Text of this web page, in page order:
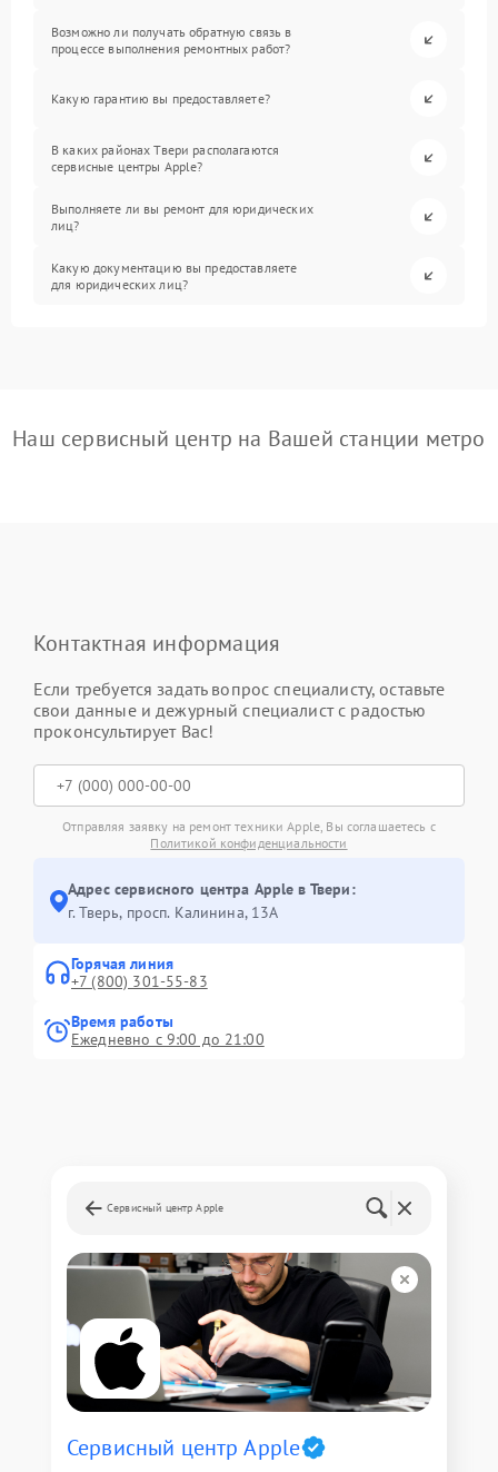
Возможно ли получать обратную связь в
процессе выполнения ремонтных работ?
Какую гарантию вы предоставляете?
В каких районах Твери располагаются
сервисные центры Apple?
Выполняете ли вы ремонт для юридических
лиц?
Какую документацию вы предоставляете
для юридических лиц?
Наш сервисный центр на Вашей станции метро
Контактная информация
Если требуется задать вопрос специалисту, оставьте
свои данные и дежурный специалист с радостью
проконсультирует Вас!
Отправляя заявку на ремонт техники Apple, Вы соглашаетесь с
Политикой конфиденциальности
Адрес сервисного центра Apple в Твери:
г. Тверь, просп. Калинина, 13А
Горячая линия
+7 (800) 301-55-83
Время работы
Ежедневно с 9:00 до 21:00
Сервисный центр Apple
Сервисный центр Apple